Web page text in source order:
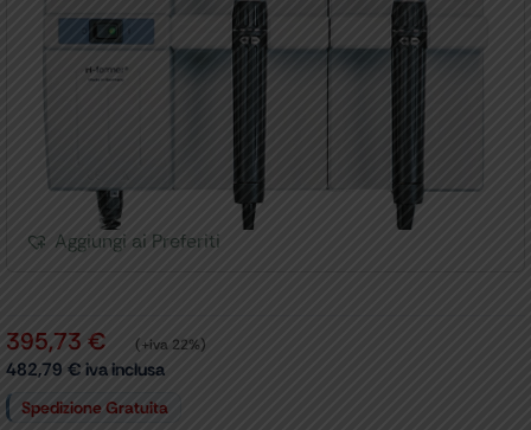
Aggiungi ai Preferiti
395,73 € (+iva 22%)
482,79 € iva inclusa
Spedizione Gratuita